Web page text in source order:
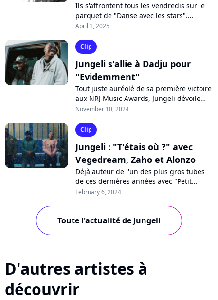
Ils s'affrontent tous les vendredis sur le
parquet de "Danse avec les stars".
Pourtant, Lénie et Jungeli créent la
April 1, 2025
Clip
Jungeli s'allie à Dadju pour
"Evidemment"
Tout juste auréolé de sa première victoire
aux NRJ Music Awards, Jungeli dévoile
cette semaine son premier projet "En
November 10, 2024
Clip
Jungeli : "T'étais où ?" avec
Vegedream, Zaho et Alonzo
Déjà auteur de l'un des plus gros tubes
de ces dernières années avec "Petit
génie", le jeune Jungeli vient de dévoiler
February 6, 2024
Toute l'actualité de Jungeli
D'autres artistes à
découvrir